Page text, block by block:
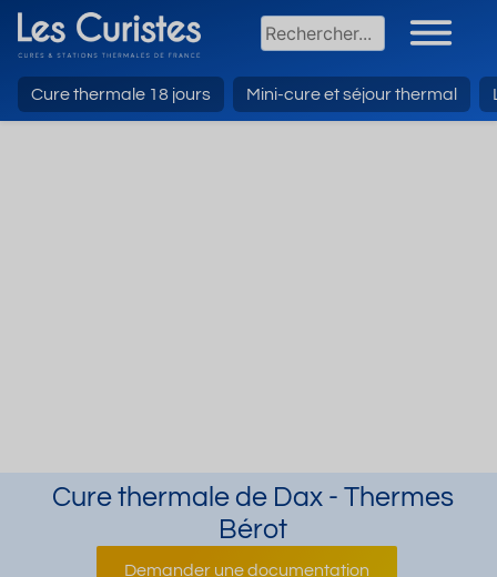
Cure thermale 18 jours Mini-cure et séjour thermal
Cure thermale de Dax - Thermes
Bérot
Demander une documentation